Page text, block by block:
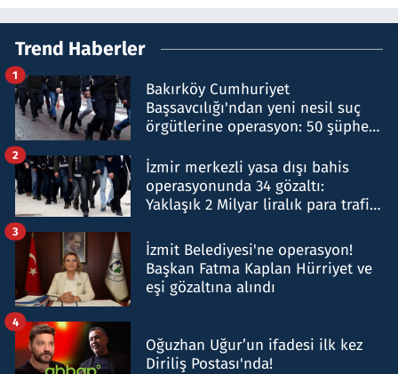
Trend Haberler
Bakırköy Cumhuriyet
Başsavcılığı'ndan yeni nesil suç
örgütlerine operasyon: 50 şüpheli
1
İzmir merkezli yasa dışı bahis
operasyonunda 34 gözaltı:
Yaklaşık 2 Milyar liralık para trafiği
2
İzmit Belediyesi'ne operasyon!
Başkan Fatma Kaplan Hürriyet ve
eşi gözaltına alındı
3
Oğuzhan Uğur’un ifadesi ilk kez
Diriliş Postası'nda!
4